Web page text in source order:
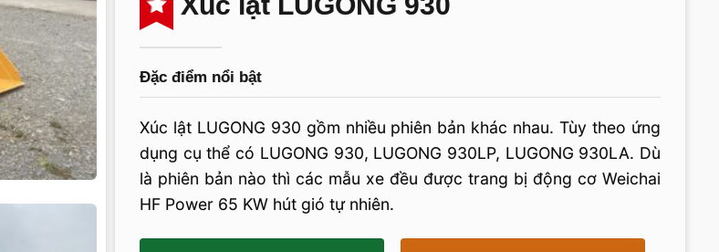
Đặc điểm nổi bật
Xúc lật LUGONG 930 gồm nhiều phiên bản khác nhau. Tùy theo ứng
dụng cụ thể có LUGONG 930, LUGONG 930LP, LUGONG 930LA. Dù
là phiên bản nào thì các mẫu xe đều được trang bị động cơ Weichai
HF Power 65 KW hút gió tự nhiên.